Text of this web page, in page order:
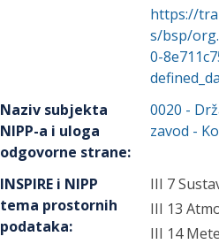
https://
s/bsp/
0-
Naziv subjekta
NIPP-a i uloga
odgovorne strane:
0020 -
zavod -
INSPIRE i NIPP
tema prostornih
podataka:
III 7
III 13
III 14